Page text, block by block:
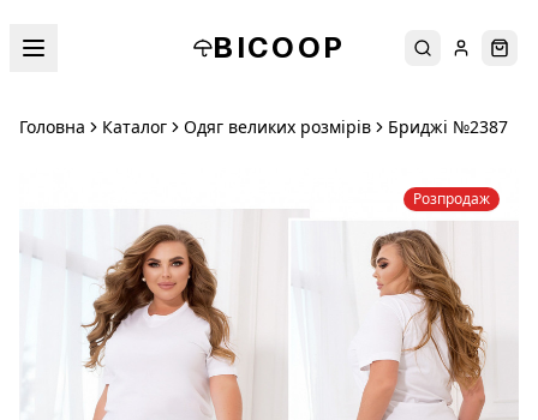
BICOOP ПошукУвійти
Головна Каталог Одяг великих розмірів Бриджі №2387
Розпродаж